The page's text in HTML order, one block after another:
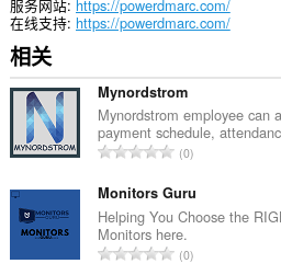
服务网站 https://powerdmarc.com/
在线支持 https://powerdmarc.com/
相关
Mynordstrom
Mynordstrom employee can
payment schedule,
总
分
次
数
：
0
Monitors Guru
Helping You Choose the
Monitors here.
总
0